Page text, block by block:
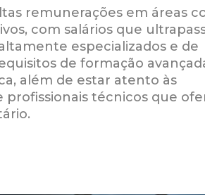
remunerações em áreas
com salários que
especializados e de
de formação
além de estar atento às
técnicos que